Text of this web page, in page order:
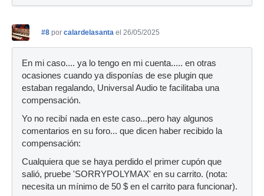
#8 por calardelasanta el 26/05/2025
En mi caso.... ya lo tengo en mi cuenta..... en otras
ocasiones cuando ya disponías de ese plugin que
estaban regalando, Universal Audio te facilitaba una
compensación.
Yo no recibí nada en este caso...pero hay algunos
comentarios en su foro... que dicen haber recibido la
compensación:
Cualquiera que se haya perdido el primer cupón que
salió, pruebe 'SORRYPOLYMAX' en su carrito. (nota:
necesita un mínimo de 50 $ en el carrito para funcionar).